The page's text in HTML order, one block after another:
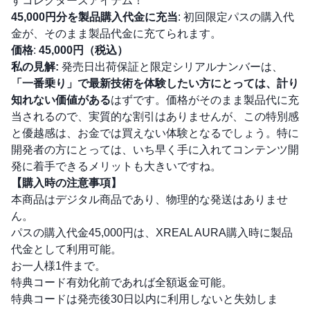
45,000円分を製品購入代金に充当: 初回限定パスの購入代
金が、そのまま製品代金に充てられます。
価格: 45,000円（税込）
私の見解: 発売日出荷保証と限定シリアルナンバーは、
「一番乗り」で最新技術を体験したい方にとっては、計り
知れない価値があるはずです。価格がそのまま製品代に充
当されるので、実質的な割引はありませんが、この特別感
と優越感は、お金では買えない体験となるでしょう。特に
開発者の方にとっては、いち早く手に入れてコンテンツ開
発に着手できるメリットも大きいですね。
【購入時の注意事項】
本商品はデジタル商品であり、物理的な発送はありませ
ん。
パスの購入代金45,000円は、XREAL AURA購入時に製品
代金として利用可能。
お一人様1件まで。
特典コード有効化前であれば全額返金可能。
特典コードは発売後30日以内に利用しないと失効しま